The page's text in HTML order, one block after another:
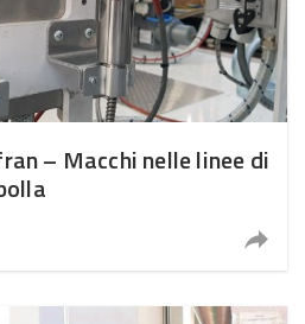
– Macchi nelle linee di